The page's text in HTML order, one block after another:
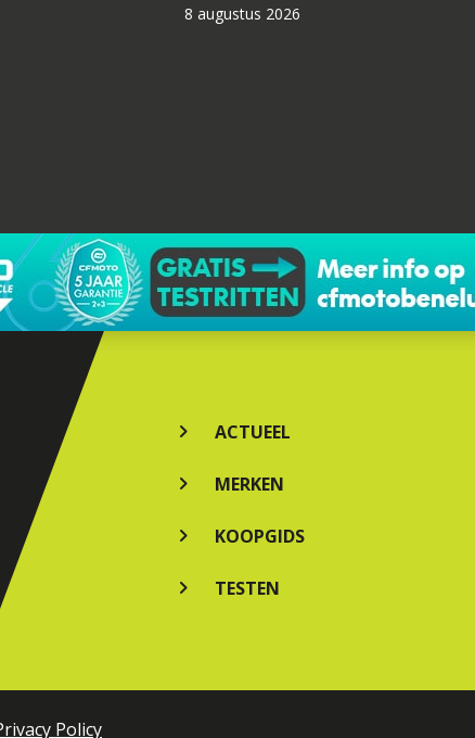
8 augustus 2026
ACTUEEL
MERKEN
KOOPGIDS
TESTEN
Policy